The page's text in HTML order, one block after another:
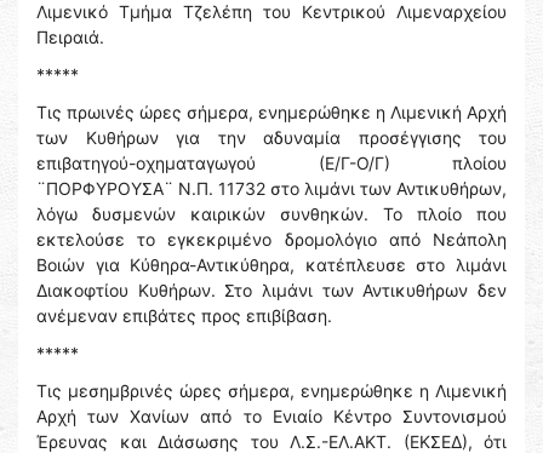
Λιμενικό Τμήμα Τζελέπη του Κεντρικού Λιμεναρχείου
Πειραιά.
*****
Τις πρωινές ώρες σήμερα, ενημερώθηκε η Λιμενική Αρχή
των Κυθήρων για την αδυναμία προσέγγισης του
επιβατηγού-οχηματαγωγού (Ε/Γ-Ο/Γ) πλοίου
¨ΠΟΡΦΥΡΟΥΣΑ¨ Ν.Π. 11732 στο λιμάνι των Αντικυθήρων,
λόγω δυσμενών καιρικών συνθηκών. Το πλοίο που
εκτελούσε το εγκεκριμένο δρομολόγιο από Νεάπολη
Βοιών για Κύθηρα-Αντικύθηρα, κατέπλευσε στο λιμάνι
Διακοφτίου Κυθήρων. Στο λιμάνι των Αντικυθήρων δεν
ανέμεναν επιβάτες προς επιβίβαση.
*****
Τις μεσημβρινές ώρες σήμερα, ενημερώθηκε η Λιμενική
Αρχή των Χανίων από το Ενιαίο Κέντρο Συντονισμού
Έρευνας και Διάσωσης του Λ.Σ.-ΕΛ.ΑΚΤ. (ΕΚΣΕΔ), ότι